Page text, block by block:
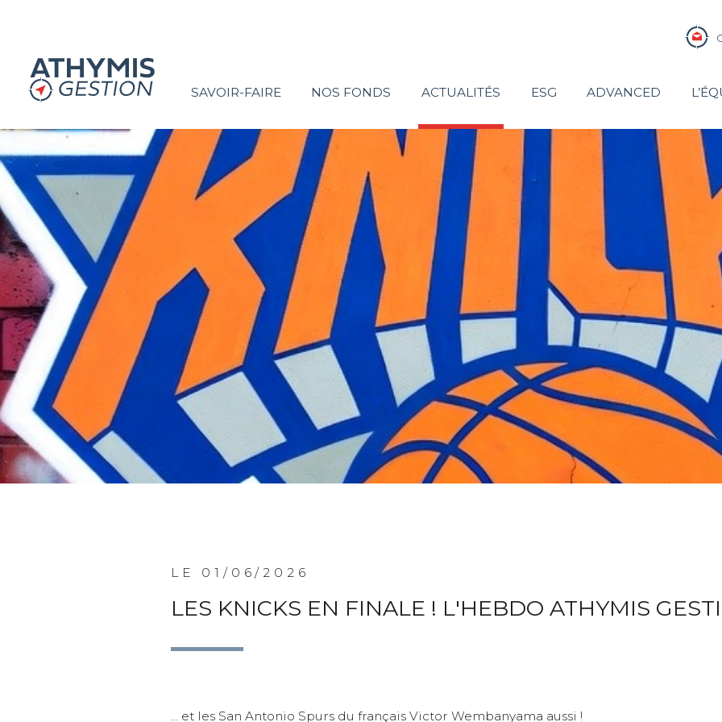
SAVOIR-FAIRE NOS FONDS ACTUALITÉS ESG ADVANCED
LE 01/06/2026
LES KNICKS EN FINALE ! L'HEBDO ATHYMIS
… et les San Antonio Spurs du français Victor Wembanyama aussi !